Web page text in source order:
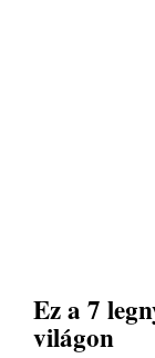
Ez a 7
világon